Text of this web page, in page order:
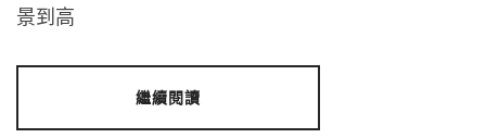
景到高
繼續閱讀